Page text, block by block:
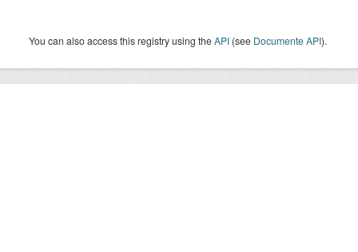
You can also access this registry using theAPI (see Documente API).